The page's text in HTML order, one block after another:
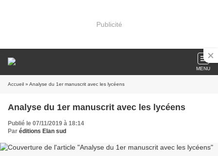
Publicité
MENU
Accueil » Analyse du 1er manuscrit avec les lycéens
Analyse du 1er manuscrit avec les lycéens
Publié le 07/11/2019 à 18:14
Par éditions Elan sud